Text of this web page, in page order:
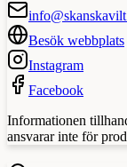
Besök webbplats
Instagram
Facebook
Informationen
ansvarar inte för